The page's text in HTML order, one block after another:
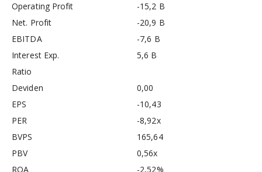
Operating Profit
-15,2 B
Net. Profit
-20,9 B
EBITDA
-7,6 B
Interest Exp.
5,6 B
Ratio
Deviden
0,00
EPS
-10,43
PER
-8,92x
BVPS
165,64
PBV
0,56x
ROA
-2,52%